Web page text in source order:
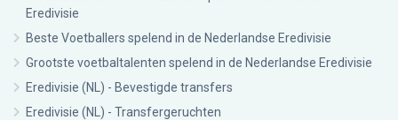
Eredivisie
Beste Voetballers spelend in de Nederlandse Eredivisie
Grootste voetbaltalenten spelend in de Nederlandse Eredivisie
Eredivisie (NL) - Bevestigde transfers
Eredivisie (NL) - Transfergeruchten